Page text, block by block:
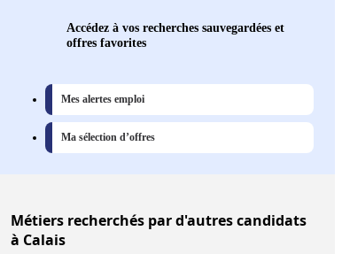
Accédez à vos recherches sauvegardées et
offres favorites
Mes alertes emploi
Ma sélection d’offres
Métiers recherchés par d'autres candidats
à Calais